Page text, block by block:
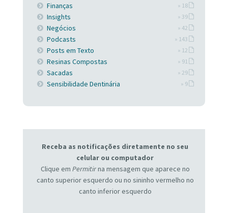
Finanças » 18
Insights » 39
Negócios » 42
Podcasts » 143
Posts em Texto » 12
Resinas Compostas » 91
Sacadas » 29
Sensibilidade Dentinária » 9
Receba as notificações diretamente no seu
celular ou computador
Clique em Permitirna mensagem que aparece no
canto superior esquerdo ou no sininho vermelho no
canto inferior esquerdo